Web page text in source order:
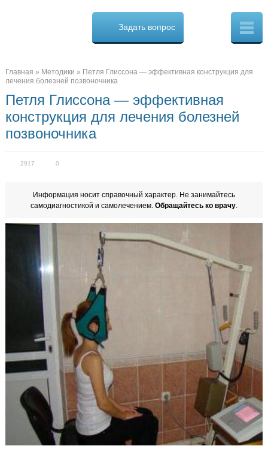
Cure.ru
в
спине
Задать вопрос
Главная » Методики » Петля Глиссона — эффективная конструкция для
лечения болезней позвоночника
Петля Глиссона — эффективная
конструкция для лечения болезней
позвоночника
2917 0
Информация носит справочный характер. Не занимайтесь
самодиагностикой и самолечением. Обращайтесь ко врачу.